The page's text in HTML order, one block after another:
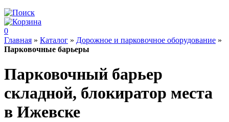
0
Главная » Каталог » Дорожное и парковочное оборудование »
Парковочные барьеры
Парковочный барьер
складной, блокиратор места
в Ижевске